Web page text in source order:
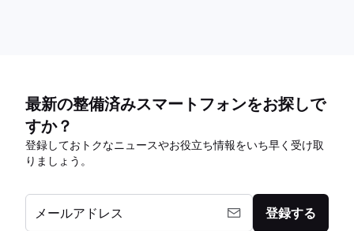
最新の整備済みスマートフォンをお探しで
すか？
登録しておトクなニュースやお役立ち情報をいち早く受け取
りましょう。
メールアドレス 登録する